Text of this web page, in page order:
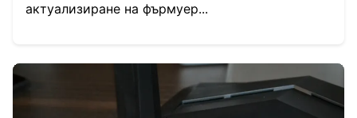
актуализиране на фърмуер...